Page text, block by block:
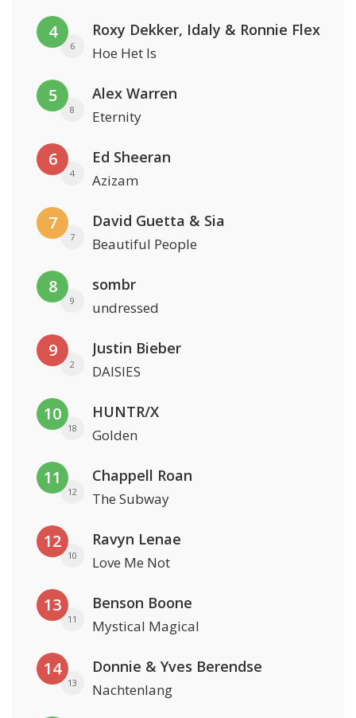
4
6
Roxy Dekker, Idaly & Ronnie Flex
Hoe Het Is
5
8
Alex Warren
Eternity
6
4
Ed Sheeran
Azizam
7
7
David Guetta & Sia
Beautiful People
8
9
sombr
undressed
9
2
Justin Bieber
DAISIES
10
18
HUNTR/X
Golden
11
12
Chappell Roan
The Subway
12
10
Ravyn Lenae
Love Me Not
13
11
Benson Boone
Mystical Magical
14
13
Donnie & Yves Berendse
Nachtenlang